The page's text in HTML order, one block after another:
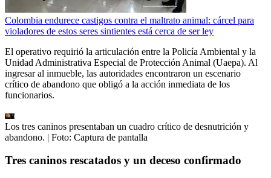
Colombia endurece castigos contra el maltrato animal: cárcel para
violadores de estos seres sintientes está cerca de ser ley
El operativo requirió la articulación entre la Policía Ambiental y la
Unidad Administrativa Especial de Protección Animal (Uaepa). Al
ingresar al inmueble, las autoridades encontraron un escenario
crítico de abandono que obligó a la acción inmediata de los
funcionarios.
Los tres caninos presentaban un cuadro crítico de desnutrición y
abandono. | Foto: Captura de pantalla
Tres caninos rescatados y un deceso confirmado